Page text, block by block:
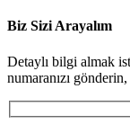
Biz Sizi Arayalım
Detaylı bilgi almak
numaranızı